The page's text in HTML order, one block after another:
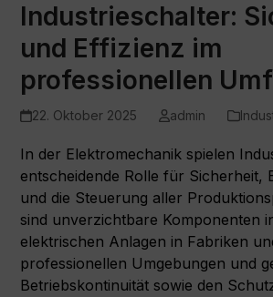
Industrieschalter:
und Effizienz im
professionellen
22. Oktober 2025 admin
In der Elektromechanik spielen
entscheidende Rolle für Sicherheit,
und die Steuerung aller
sind unverzichtbare Komponenten
elektrischen Anlagen in Fabriken
professionellen Umgebungen und
Betriebskontinuität sowie den